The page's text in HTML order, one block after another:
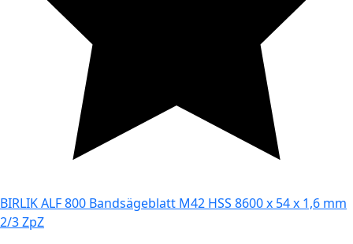
BIRLIK ALF 800 Bandsägeblatt M42 HSS 8600 x 54 x 1,6 mm
2/3 ZpZ